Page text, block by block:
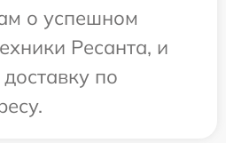
о успешном
Ресанта, и
по